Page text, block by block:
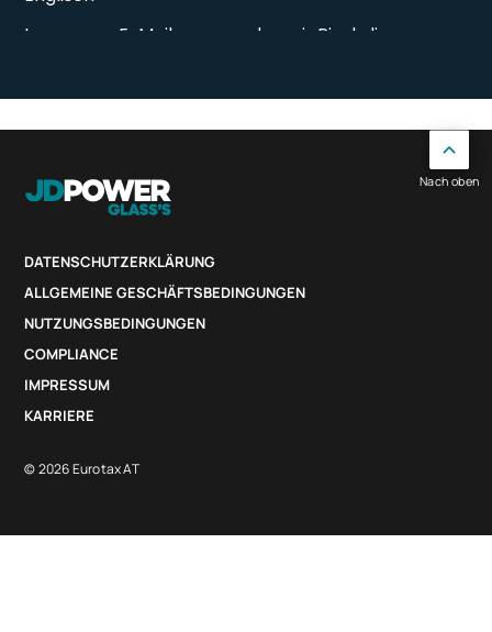
DATENSCHUTZERKLÄRUNG
ALLGEMEINE GESCHÄFTSBEDINGUNGEN
NUTZUNGSBEDINGUNGEN
COMPLIANCE
IMPRESSUM
KARRIERE
© 2026 Eurotax AT
Nach oben